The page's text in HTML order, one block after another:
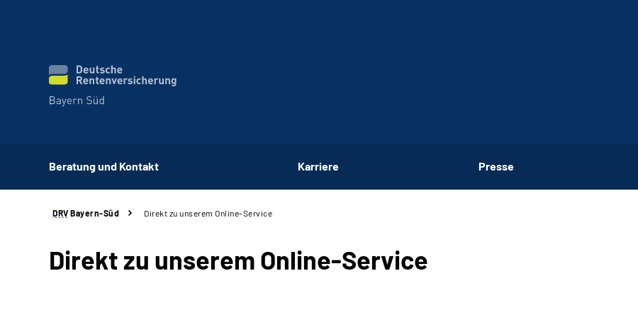
Beratung und Kontakt Karriere Presse
DRV Bayern-Süd Direkt zu unserem Online-Service
Direkt zu unserem Online-Service